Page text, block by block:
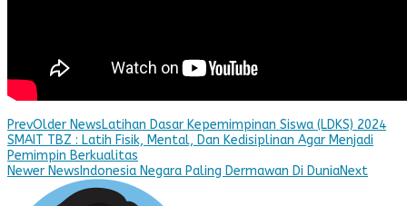
PrevOlder NewsLatihan Dasar Kepemimpinan Siswa (LDKS) 2024
SMAIT TBZ : Latih Fisik, Mental, Dan Kedisiplinan Agar Menjadi
Pemimpin Berkualitas
Newer News Indonesia Negara Paling Dermawan Di DuniaNext